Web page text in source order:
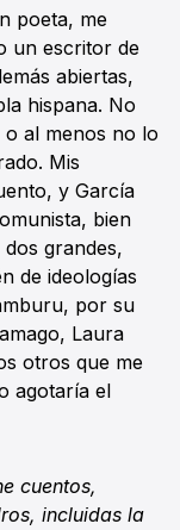
poeta, me
un escritor de
abiertas,
hispana. No
al menos no lo
Mis
y García
bien
grandes,
de ideologías
por su
Laura
otros que me
agotaría el
cuentos,
incluidas la